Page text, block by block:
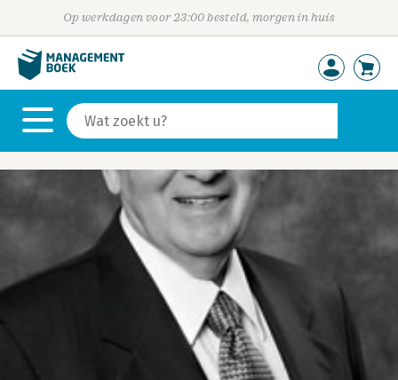
Op werkdagen voor 23:00 besteld, morgen in huis